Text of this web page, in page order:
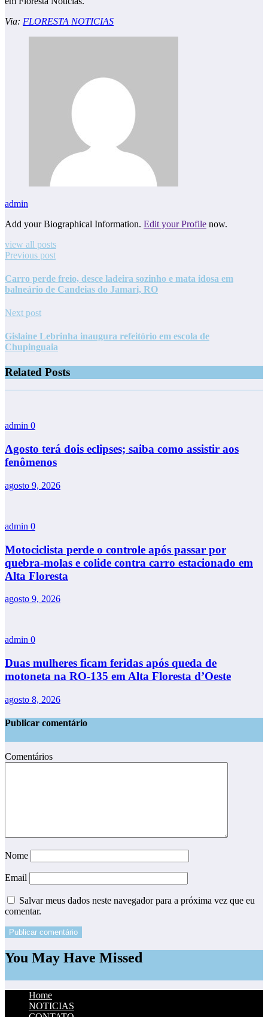
Via: FLORESTA NOTICIAS
admin
Add your Biographical Information. Edit your Profile now.
view all posts
Previous post
Carro perde freio, desce ladeira sozinho e mata idosa em
balneário de Candeias do Jamari, RO
Next post
Gislaine Lebrinha inaugura refeitório em escola de
Chupinguaia
Related Posts
admin 0
Agosto terá dois eclipses; saiba como assistir aos
fenômenos
agosto 9, 2026
admin 0
Motociclista perde o controle após passar por
quebra-molas e colide contra carro estacionado em
Alta Floresta
agosto 9, 2026
admin 0
Duas mulheres ficam feridas após queda de
motoneta na RO-135 em Alta Floresta d’Oeste
agosto 8, 2026
Publicar comentário
Comentários
Nome
Email
Salvar meus dados neste navegador para a próxima vez que eu
comentar.
You May Have Missed
Home
NOTICIAS